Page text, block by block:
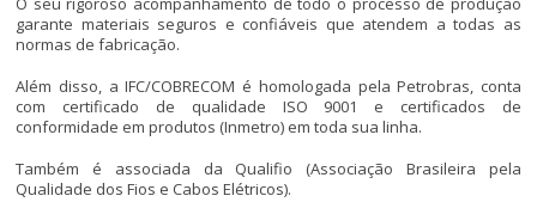
garante materiais seguros e confiáveis que atendem a todas as
normas de fabricação.
Além disso, a IFC/COBRECOM é homologada pela Petrobras, conta
com certificado de qualidade ISO 9001 e certificados de
conformidade em produtos (Inmetro) em toda sua linha.
Também é associada da Qualifio (Associação Brasileira pela
Qualidade dos Fios e Cabos Elétricos).